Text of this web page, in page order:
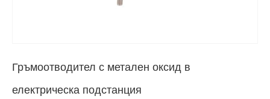
Гръмоотводител с метален оксид в
електрическа подстанция